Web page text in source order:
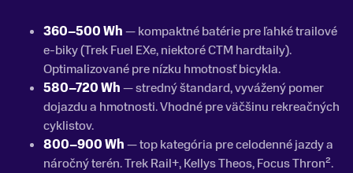
360–500 Wh— kompaktné batérie pre ľahké trailové
e-biky (Trek Fuel EXe, niektoré CTM hardtaily).
Optimalizované pre nízku hmotnosť bicykla.
580–720 Wh— stredný štandard, vyvážený pomer
dojazdu a hmotnosti. Vhodné pre väčšinu rekreačných
cyklistov.
800–900 Wh— top kategória pre celodenné jazdy a
náročný terén. Trek Rail+, Kellys Theos, Focus Thron².